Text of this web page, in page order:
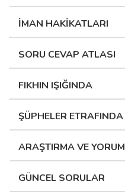
İMAN HAKİKATLARI
SORU CEVAP ATLASI
FIKHIN IŞIĞINDA
ŞÜPHELER ETRAFINDA
ARAŞTIRMA VE YORUM
GÜNCEL SORULAR